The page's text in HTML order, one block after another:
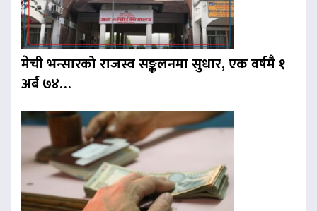
मेची भन्सारको राजस्व सङ्कलनमा सुधार, एक वर्षमै १
अर्ब ७४…